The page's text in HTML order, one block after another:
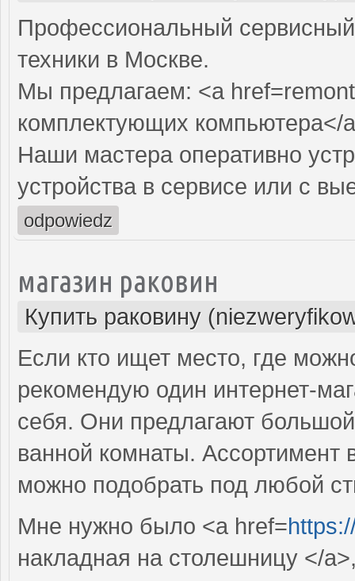
Профессиональный
техники в Москве.
Мы предлагаем: <a
комплектующих компьютера</
Наши мастера оперативно
устройства в сервисе или с
odpowiedz
магазин раковин
Купить раковину
Если кто ищет место, где
рекомендую один интернет-
себя. Они предлагают
ванной комнаты. Ассортимент
можно подобрать под любой
Мне нужно было <a href=
накладная на столешницу </